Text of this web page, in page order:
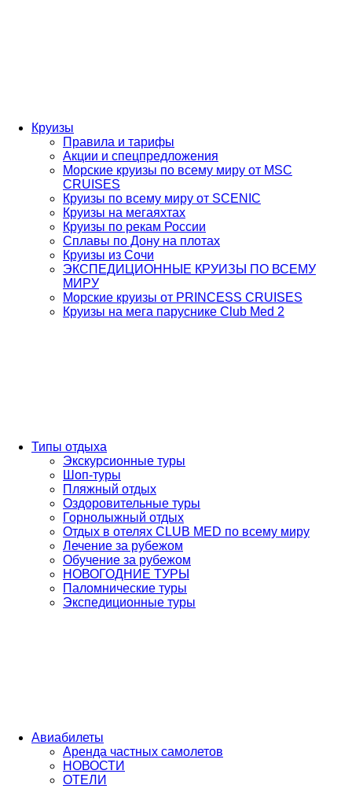
Круизы
Правила и тарифы
Акции и спецпредложения
Морские круизы по всему миру от MSC
CRUISES
Круизы по всему миру от SCENIC
Круизы на мегаяхтах
Круизы по рекам России
Сплавы по Дону на плотах
Круизы из Сочи
ЭКСПЕДИЦИОННЫЕ КРУИЗЫ ПО ВСЕМУ
МИРУ
Морские круизы от PRINCESS CRUISES
Круизы на мега паруснике Club Med 2
Типы отдыха
Экскурсионные туры
Шоп-туры
Пляжный отдых
Оздоровительные туры
Горнолыжный отдых
Отдых в отелях CLUB MED по всему миру
Лечение за рубежом
Обучение за рубежом
НОВОГОДНИЕ ТУРЫ
Паломнические туры
Экспедиционные туры
Авиабилеты
Аренда частных самолетов
НОВОСТИ
ОТЕЛИ